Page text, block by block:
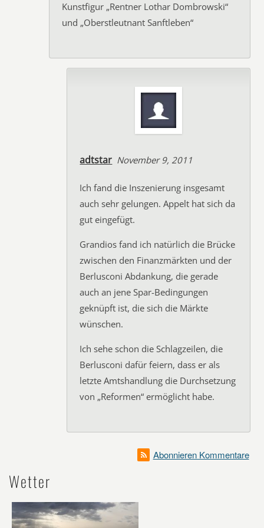
Kunstfigur „Rentner Lothar Dombrowski“
und „Oberstleutnant Sanftleben“
adtstar November 9, 2011
Ich fand die Inszenierung insgesamt
auch sehr gelungen. Appelt hat sich da
gut eingefügt.
Grandios fand ich natürlich die Brücke
zwischen den Finanzmärkten und der
Berlusconi Abdankung, die gerade
auch an jene Spar-Bedingungen
geknüpft ist, die sich die Märkte
wünschen.
Ich sehe schon die Schlagzeilen, die
Berlusconi dafür feiern, dass er als
letzte Amtshandlung die Durchsetzung
von „Reformen“ ermöglicht habe.
Abonnieren Kommentare
Wetter